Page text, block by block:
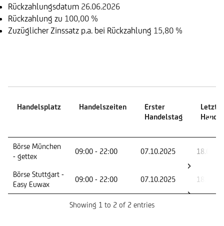
Rückzahlungsdatum 26.06.2026
Rückzahlung zu 100,00 %
Zuzüglicher Zinssatz p.a. bei Rückzahlung 15,80 %
Handelsplatz Handelszeiten
Erster
Handelstag
Letzter
Handelsplatz
Handelstag
Börse München
- gettex
09:00 - 22:00 07.10.2025
Börse Stuttgart -
Easy Euwax
09:00 - 22:00 07.10.2025
Showing 1 to 2 of 2 entries